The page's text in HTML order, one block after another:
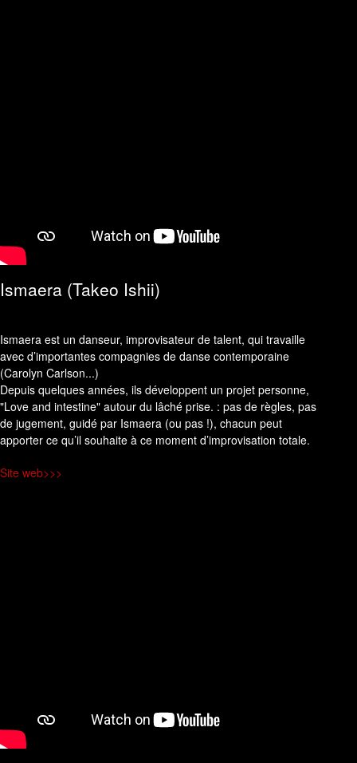
Ismaera (Takeo Ishii)
Ismaera est un danseur, improvisateur de talent, qui travaille
avec d’importantes compagnies de danse contemporaine
(Carolyn Carlson...)
Depuis quelques années, ils développent un projet personne,
"Love and intestine" autour du lâché prise. : pas de règles, pas
de jugement, guidé par Ismaera (ou pas !), chacun peut
apporter ce qu’il souhaite à ce moment d’improvisation totale.
Site web>>>